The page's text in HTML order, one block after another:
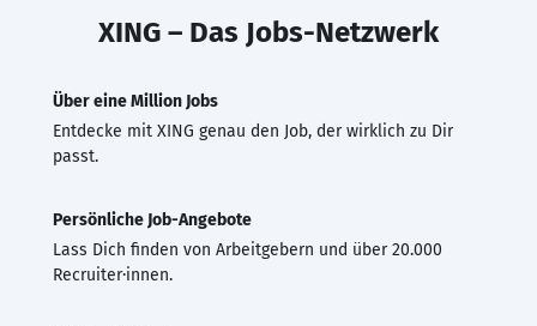
XING – Das Jobs-Netzwerk
Über eine Million Jobs
Entdecke mit XING genau den Job, der wirklich zu Dir
passt.
Persönliche Job-Angebote
Lass Dich finden von Arbeitgebern und über 20.000
Recruiter·innen.